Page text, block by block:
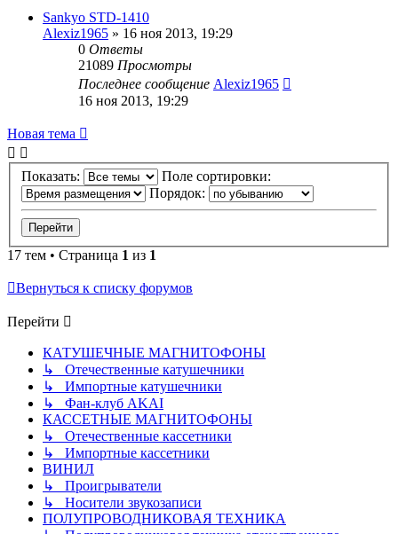
Sankyo STD-1410
Alexiz1965 » 16 ноя 2013, 19:29
0 Ответы
21089 Просмотры
Последнее сообщение Alexiz1965
16 ноя 2013, 19:29
Новая тема
Показать:
Поле сортировки:
Порядок:
17 тем • Страница 1 из 1
Вернуться к списку форумов
Перейти
КАТУШЕЧНЫЕ МАГНИТОФОНЫ
↳ Отечественные катушечники
↳ Импортные катушечники
↳ Фан-клуб AKAI
КАССЕТНЫЕ МАГНИТОФОНЫ
↳ Отечественные кассетники
↳ Импортные кассетники
ВИНИЛ
↳ Проигрыватели
↳ Носители звукозаписи
ПОЛУПРОВОДНИКОВАЯ ТЕХНИКА